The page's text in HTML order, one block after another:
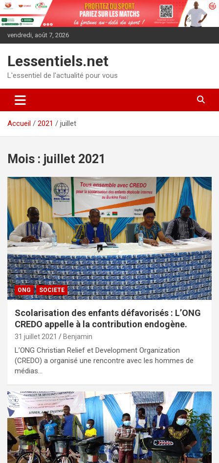
Aller
au
contenu
vendredi, août 7, 2026
Lessentiels.net
L'essentiel de l'actualité pour vous
Accueil 2021 juillet
Mois : juillet 2021
ONG SOCIETE
Scolarisation des enfants défavorisés : L’ONG
CREDO appelle à la contribution endogène.
31 juillet 2021 Benjamin
L’ONG Christian Relief et Development Organization
(CREDO) a organisé une rencontre avec les hommes de
médias…